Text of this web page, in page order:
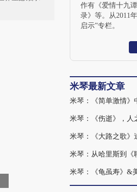
作有《爱情十九
录》等。从2011
启示”专栏。
米琴最新文章
米琴：《简单激情》
米琴：《伤逝》，人
米琴：《大路之歌》
米琴：从哈里斯到《
米琴：《龟虽寿》&